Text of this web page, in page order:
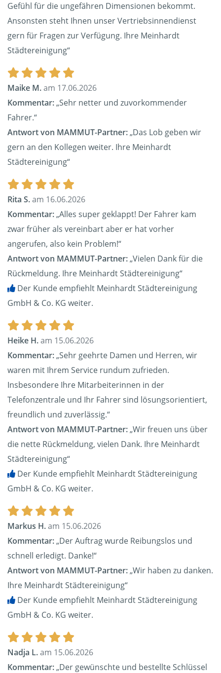
Gefühl für die ungefähren Dimensionen bekommt.
Ansonsten steht Ihnen unser Vertriebsinnendienst
gern für Fragen zur Verfügung. Ihre Meinhardt
Städtereinigung“
Maike M.am 17.06.2026
Kommentar:„Sehr netter und zuvorkommender
Fahrer.“
Antwort von MAMMUT-Partner:„Das Lob geben wir
gern an den Kollegen weiter. Ihre Meinhardt
Städtereinigung“
Rita S.am 16.06.2026
Kommentar:„Alles super geklappt! Der Fahrer kam
zwar früher als vereinbart aber er hat vorher
angerufen, also kein Problem!“
Antwort von MAMMUT-Partner:„Vielen Dank für die
Rückmeldung. Ihre Meinhardt Städtereinigung“
Der Kunde empfiehlt Meinhardt Städtereinigung
GmbH & Co. KG weiter.
Heike H.am 15.06.2026
Kommentar:„Sehr geehrte Damen und Herren, wir
waren mit Ihrem Service rundum zufrieden.
Insbesondere Ihre Mitarbeiterinnen in der
Telefonzentrale und Ihr Fahrer sind lösungsorientiert,
freundlich und zuverlässig.“
Antwort von MAMMUT-Partner:„Wir freuen uns über
die nette Rückmeldung, vielen Dank. Ihre Meinhardt
Städtereinigung“
Der Kunde empfiehlt Meinhardt Städtereinigung
GmbH & Co. KG weiter.
Markus H.am 15.06.2026
Kommentar:„Der Auftrag wurde Reibungslos und
schnell erledigt. Danke!“
Antwort von MAMMUT-Partner:„Wir haben zu danken.
Ihre Meinhardt Städtereinigung“
Der Kunde empfiehlt Meinhardt Städtereinigung
GmbH & Co. KG weiter.
Nadja L.am 15.06.2026
Kommentar:„Der gewünschte und bestellte Schlüssel